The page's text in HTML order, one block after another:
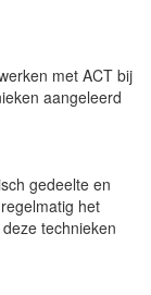
met ACT bij
aangeleerd
gedeelte en
het
technieken